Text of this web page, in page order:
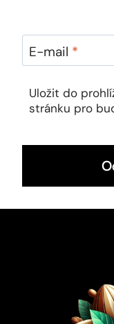
E-mail *
Uložit do
stránku pro